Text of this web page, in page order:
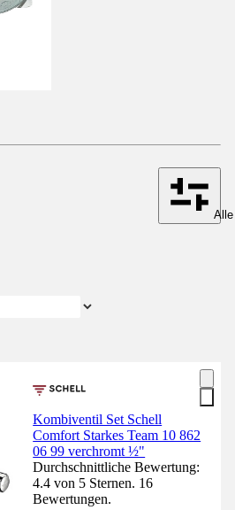
Kombiventil Set Schell
Comfort Starkes Team 10 862
06 99 verchromt ½"
Durchschnittliche Bewertung:
4.4 von 5 Sternen. 16
Bewertungen.